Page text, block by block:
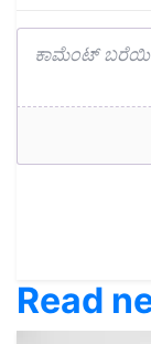
Read